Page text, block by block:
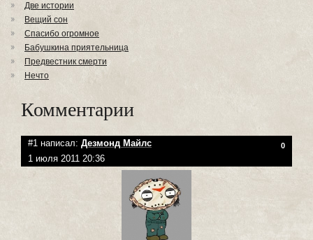
Две истории
Вещий сон
Спасибо огромное
Бабушкина приятельница
Предвестник смерти
Нечто
Комментарии
#1 написал: Дезмонд Майлс 0
1 июля 2011 20:36